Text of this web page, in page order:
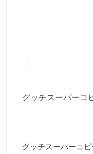
グッチスーパーコ
グッチスーパーコ